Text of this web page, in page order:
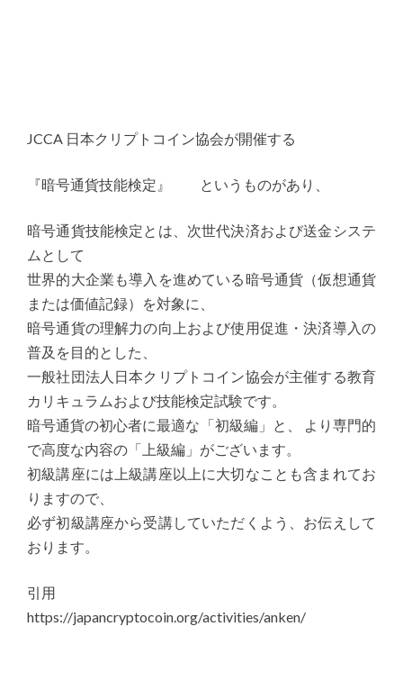
JCCA 日本クリプトコイン協会が開催する
『暗号通貨技能検定』 というものがあり、
暗号通貨技能検定とは、次世代決済および送金システ
ムとして
世界的大企業も導入を進めている暗号通貨（仮想通貨
または価値記録）を対象に、
暗号通貨の理解力の向上および使用促進・決済導入の
普及を目的とした、
一般社団法人日本クリプトコイン協会が主催する教育
カリキュラムおよび技能検定試験です。
暗号通貨の初心者に最適な「初級編」と、 より専門的
で高度な内容の「上級編」がございます。
初級講座には上級講座以上に大切なことも含まれてお
りますので、
必ず初級講座から受講していただくよう、お伝えして
おります。
引用
https://japancryptocoin.org/activities/anken/